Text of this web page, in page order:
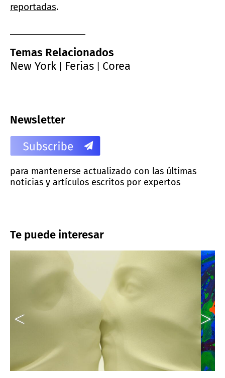
reportadas.
Temas Relacionados
New York
Ferias Corea
Newsletter
para mantenerse actualizado con las últimas
noticias y artículos escritos por expertos
Te puede interesar